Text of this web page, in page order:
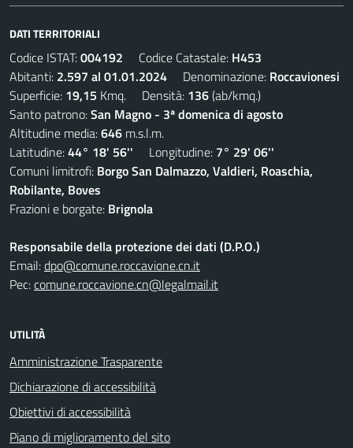
DATI TERRITORIALI
Codice ISTAT:004192 Codice Catastale: H453
Abitanti: 2.597 al 01.01.2024 Denominazione: Roccavionesi
Superficie: 19,15 Kmq. Densità: 136(ab/kmq.)
Santo patrono:San Magno - 3ª domenica di agosto
Altitudine media:646 m.s.l.m.
Latitudine:44° 18' 56'' Longitudine: 7° 29' 06''
Comuni limitrofi: Borgo San Dalmazzo, Valdieri, Roaschia,
Robilante, Boves
Frazioni e borgate: Brignola
Responsabile della protezione dei dati (D.P.O.)
Email:dpo@comune.roccavione.cn.it
Pec:comune.roccavione.cn@legalmail.it
UTILITÀ
Amministrazione Trasparente
Dichiarazione di accessibilità
Obiettivi di accessibilità
Piano di miglioramento del sito